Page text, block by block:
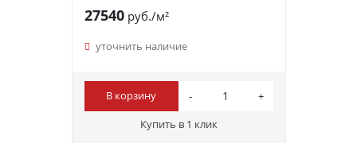
27540руб./м²
уточнить наличие
В корзину
Купить в 1 клик